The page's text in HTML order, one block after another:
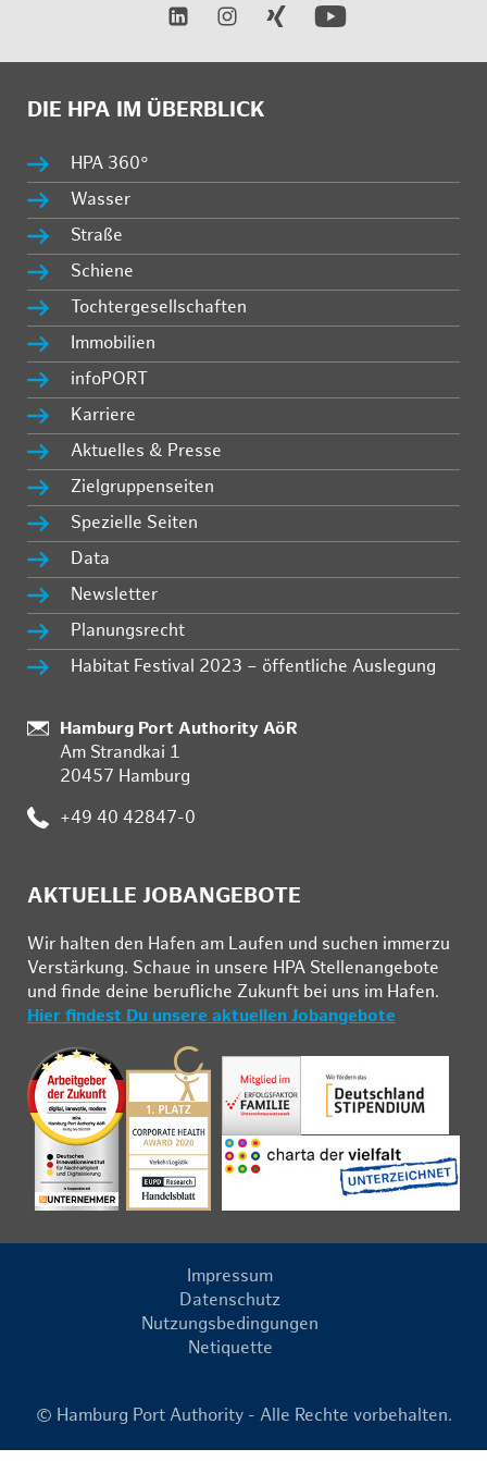
DIE HPA IM ÜBERBLICK
HPA 360°
Wasser
Straße
Schiene
Tochtergesellschaften
Immobilien
infoPORT
Karriere
Aktuelles & Presse
Zielgruppenseiten
Spezielle Seiten
Data
Newsletter
Planungsrecht
Habitat Festival 2023 – öffentliche Auslegung
:
Hamburg Port Authority AöR
Am Strandkai 1
20457 Hamburg
: +49 40 42847-0
AKTUELLE JOBANGEBOTE
Wir hal­ten den Ha­fen am Lau­fen und su­chen im­mer­zu
Ver­stär­kung. Schau­e in un­se­re HPA Stel­len­an­ge­bo­te
und fin­de deine be­ruf­li­che Zu­kunft bei uns im Ha­fen.
Hier findest Du unsere aktuellen Jobangebote
Impressum
Datenschutz
Nutzungsbedingungen
Netiquette
© Hamburg Port Authority - Alle Rechte vorbehalten.